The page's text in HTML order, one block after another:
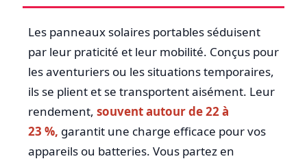
Les panneaux solaires portables séduisent
par leur praticité et leur mobilité. Conçus pour
les aventuriers ou les situations temporaires,
ils se plient et se transportent aisément. Leur
rendement, souvent autour de 22 à
23 %, garantit une charge efficace pour vos
appareils ou batteries. Vous partez en